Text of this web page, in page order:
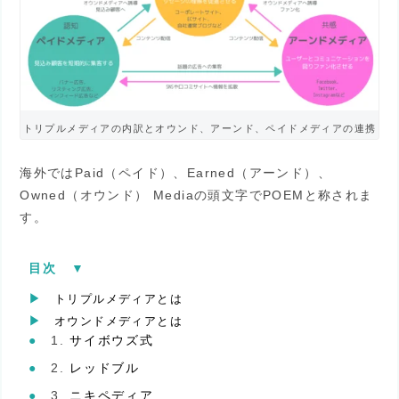
トリプルメディアの内訳とオウンド、アーンド、ペイドメディアの連携
海外ではPaid（ペイド）、Earned（アーンド）、
Owned（オウンド） Mediaの頭文字でPOEMと称されま
す。
目次 ▼︎
トリプルメディアとは
オウンドメディアとは
サイボウズ式
レッドブル
ニキペディア